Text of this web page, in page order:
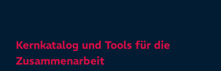
Kernkatalog und Tools für die
Zusammenarbeit